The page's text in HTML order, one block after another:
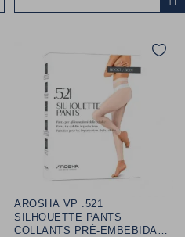
AROSHA VP .521
SILHOUETTE PANTS
COLLANTS PRÉ-EMBEBIDAS